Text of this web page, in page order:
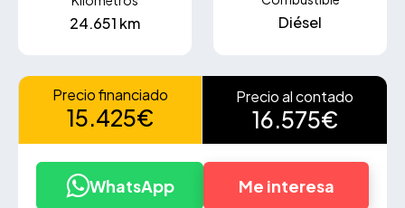
24.651 km Diésel
Precio financiado
15.425€
Precio al contado
16.575€
WhatsApp
Me interesa